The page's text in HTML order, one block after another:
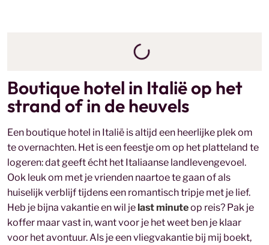
Boutique hotel in Italië op het
strand of in de heuvels
Een boutique hotel in Italië is altijd een heerlijke plek om
te overnachten. Het is een feestje om op het platteland te
logeren: dat geeft écht het Italiaanse landlevengevoel.
Ook leuk om met je vrienden naartoe te gaan of als
huiselijk verblijf tijdens een romantisch tripje met je lief.
Heb je bijna vakantie en wil je last minuteop reis? Pak je
koffer maar vast in, want voor je het weet ben je klaar
voor het avontuur. Als je een vliegvakantie bij mij boekt,